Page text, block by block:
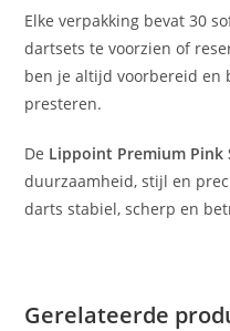
Elke verpakking bevat 30
dartsets te voorzien of
ben je altijd voorbereid en
presteren.
De Lippoint Premium Pink
duurzaamheid, stijl en
darts stabiel, scherp en
Gerelateerde